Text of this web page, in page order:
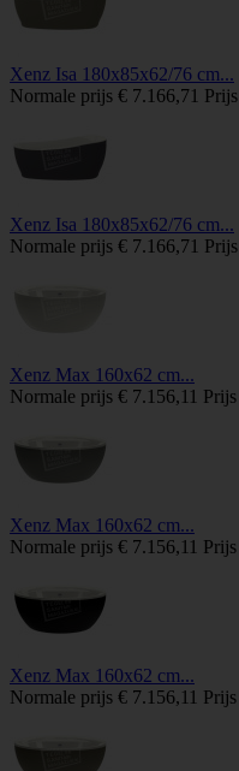
Xenz Isa 180x85x62/76 cm...
Normale prijs € 7.166,71 Prijs
Xenz Isa 180x85x62/76 cm...
Normale prijs € 7.166,71 Prijs
Xenz Max 160x62 cm...
Normale prijs € 7.156,11 Prijs
Xenz Max 160x62 cm...
Normale prijs € 7.156,11 Prijs
Xenz Max 160x62 cm...
Normale prijs € 7.156,11 Prijs